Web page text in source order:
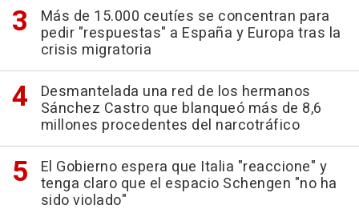
Más de 15.000 ceutíes se concentran para
pedir "respuestas" a España y Europa tras la
crisis migratoria
Desmantelada una red de los hermanos
Sánchez Castro que blanqueó más de 8,6
millones procedentes del narcotráfico
El Gobierno espera que Italia "reaccione" y
tenga claro que el espacio Schengen "no ha
sido violado"